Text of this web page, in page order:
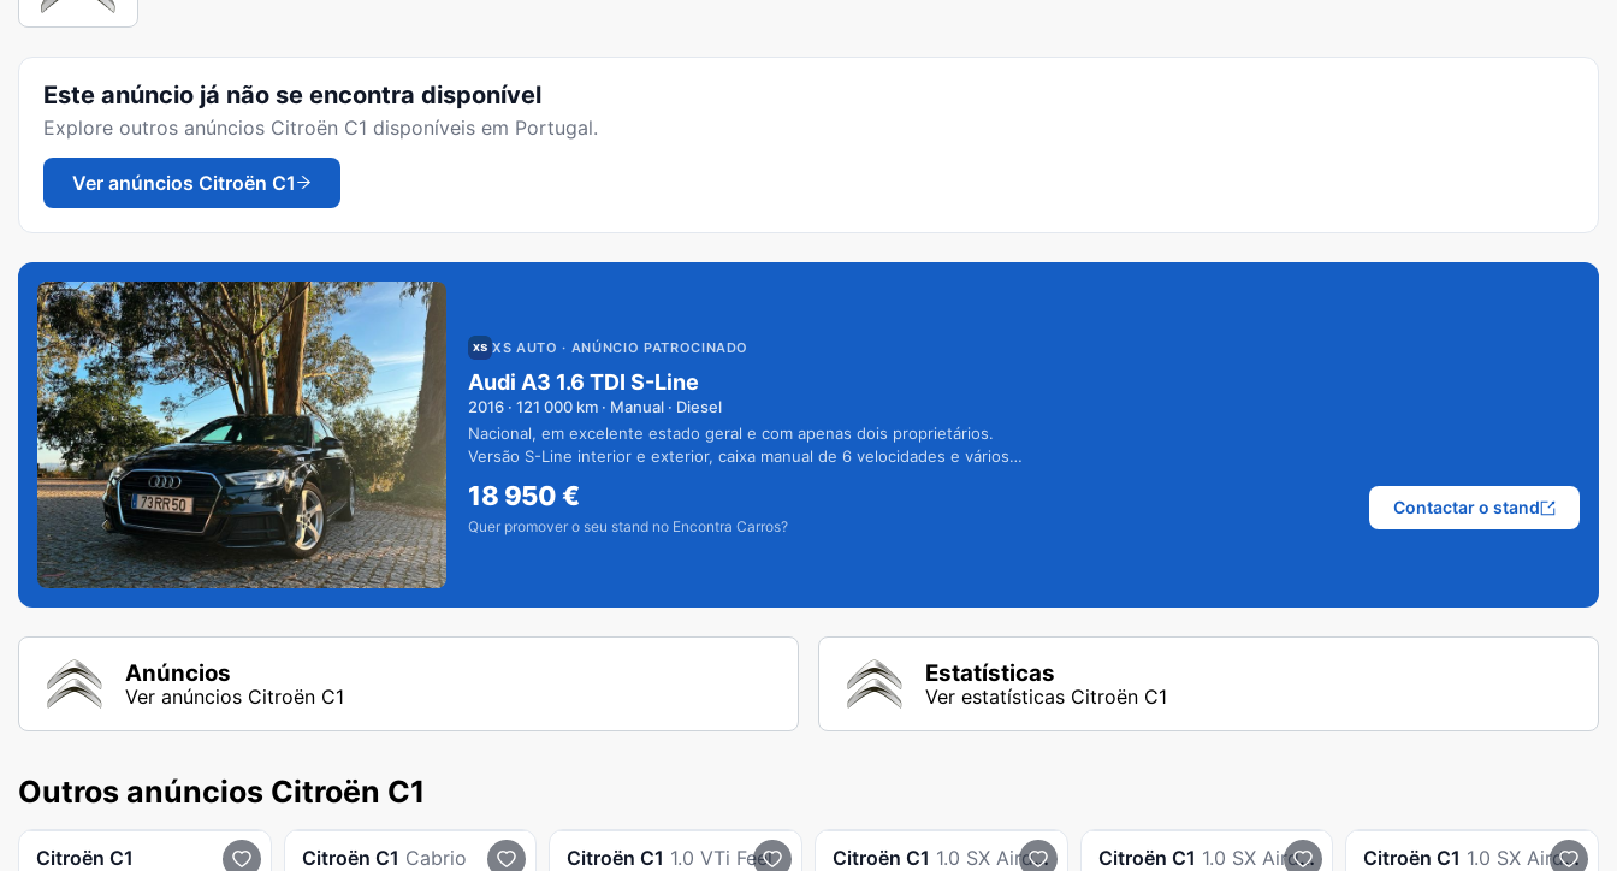
Este anúncio já não se encontra disponível
Explore outros anúncios Citroën C1 disponíveis em Portugal.
Ver anúncios Citroën C1
XS AUTO · ANÚNCIO PATROCINADO
Audi A3 1.6 TDI S-Line
2016 · 121 000 km · Manual · Diesel
Nacional, em excelente estado geral e com apenas dois proprietários.
Versão S-Line interior e exterior, caixa manual de 6 velocidades e vários
18 950€
Quer promover o seu stand no Encontra Carros?
Contactar o stand
Anúncios
Ver anúncios Citroën C1
Estatísticas
Ver estatísticas Citroën C1
Outros anúncios Citroën C1
Citroën C1 Citroën C1 Cabrio Citroën C1 1.0 VTi Feel Citroën C1 1.0 SX Airdream Citroën C1 1.0 SX Airdream Citroën C1 1.0 SX Airdream